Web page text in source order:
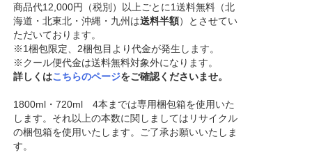
商品代12,000円（税別）以上ごとに1送料無料（北
海道・北東北・沖縄・九州は送料半額）とさせてい
ただいております。
※1梱包限定、2梱包目より代金が発生します。
※クール便代金は送料無料対象外になります。
詳しくはこちらのページをご確認くださいませ。
1800ml・720ml 4本までは専用梱包箱を使用いた
します。それ以上の本数に関しましてはリサイクル
の梱包箱を使用いたします。ご了承お願いいたしま
す。